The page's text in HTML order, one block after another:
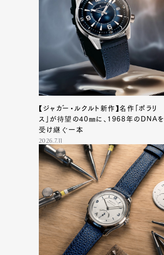
【ジャガー・ルクルト新作】名作「ポラリ
ス」が待望の40㎜に、1968年のDNAを
受け継ぐ一本
2026.7.11